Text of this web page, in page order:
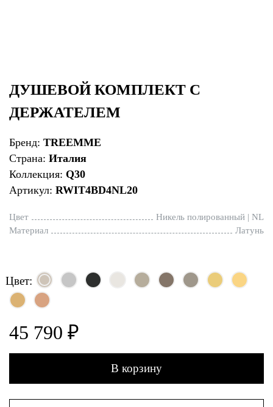
ДУШЕВОЙ КОМПЛЕКТ С
ДЕРЖАТЕЛЕМ
Бренд: TREEMME
Страна: Италия
Коллекция: Q30
Артикул: RWIT4BD4NL20
Цвет
Никель полированный | NL
Материал
Латунь
Цвет:
45 790 ₽
В корзину